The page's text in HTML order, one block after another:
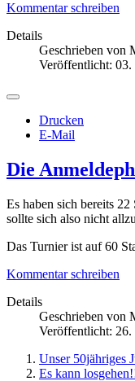
Kommentar schreiben
Details
Geschrieben von
Veröffentlicht: 03.
Drucken
E-Mail
Die
Es haben sich bereits
sollte sich also nicht
Das Turnier ist auf 60
Kommentar schreiben
Details
Geschrieben von
Veröffentlicht: 26.
Unser 50jähriges
Es kann